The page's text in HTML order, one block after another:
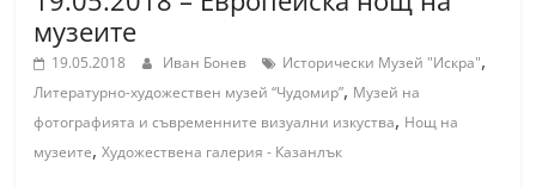
музеите
19.05.2018 Иван Бонев Исторически Музей "Искра",
Литературно-художествен музей “Чудомир”, Музей на
фотографията и съвременните визуални изкуства, Нощ на
музеите,Художествена галерия - Казанлък